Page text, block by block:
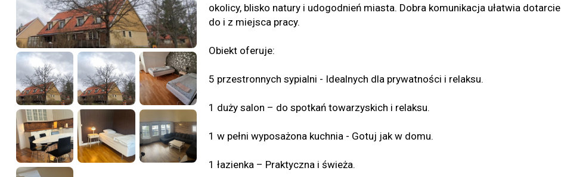
okolicy, blisko natury i udogodnień miasta. Dobra komunikacja ułatwia dotarcie
do i z miejsca pracy.
Obiekt oferuje:
5 przestronnych sypialni - Idealnych dla prywatności i relaksu.
1 duży salon – do spotkań towarzyskich i relaksu.
1 w pełni wyposażona kuchnia - Gotuj jak w domu.
1 łazienka – Praktyczna i świeża.